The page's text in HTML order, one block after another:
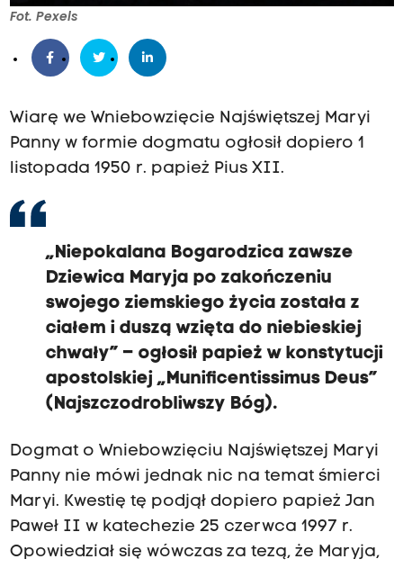
Fot. Pexels
Wiarę we Wniebowzięcie Najświętszej Maryi
Panny w formie dogmatu ogłosił dopiero 1
listopada 1950 r. papież Pius XII.
„Niepokalana Bogarodzica zawsze
Dziewica Maryja po zakończeniu
swojego ziemskiego życia została z
ciałem i duszą wzięta do niebieskiej
chwały” – ogłosił papież w konstytucji
apostolskiej „Munificentissimus Deus”
(Najszczodrobliwszy Bóg).
Dogmat o Wniebowzięciu Najświętszej Maryi
Panny nie mówi jednak nic na temat śmierci
Maryi. Kwestię tę podjął dopiero papież Jan
Paweł II w katechezie 25 czerwca 1997 r.
Opowiedział się wówczas za tezą, że Maryja,